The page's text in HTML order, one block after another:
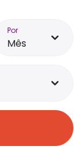
Por
Mês